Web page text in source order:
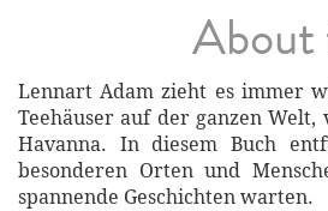
About
Lennart Adam zieht es immer
Teehäuser auf der ganzen
Havanna. In diesem Buch
besonderen Orten und
spannende Geschichten warten.